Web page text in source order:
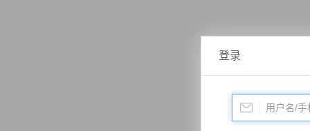
登录